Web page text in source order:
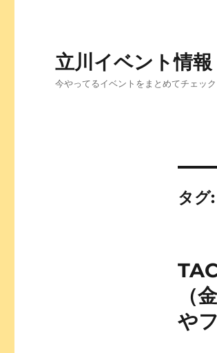
立川イベント情
今やってるイベントをまとめてチェック
タグ:
（
や